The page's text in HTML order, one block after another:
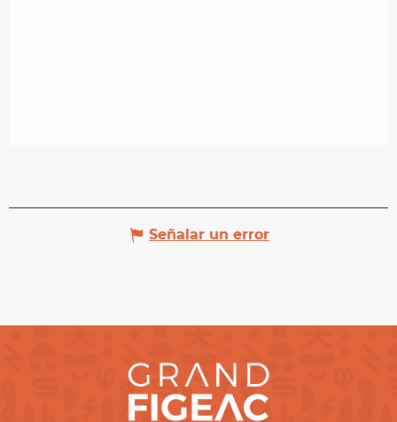
Señalar un error